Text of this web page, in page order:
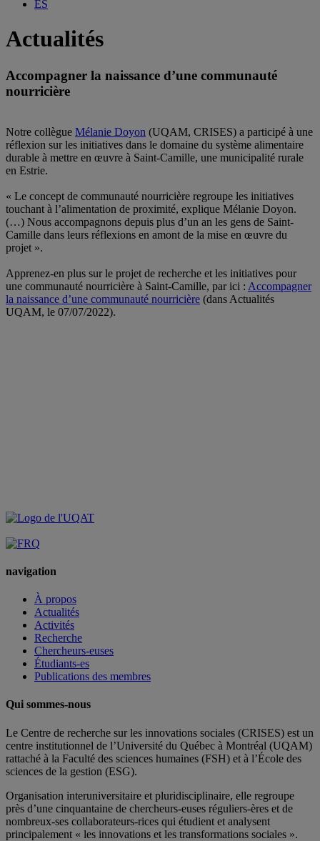
ES
Actualités
Accompagner la naissance d’une communauté
nourricière
Notre collègue Mélanie Doyon (UQAM, CRISES) a participé à une
réflexion sur les initiatives dans le domaine du système alimentaire
durable à mettre en œuvre à Saint-Camille, une municipalité rurale
en Estrie.
« Le concept de communauté nourricière regroupe les initiatives
touchant à l’alimentation de proximité, explique Mélanie Doyon.
(…) Nous accompagnons depuis plus d’un an les gens de Saint-
Camille dans leurs réflexions en amont de la mise en œuvre du
projet ».
Apprenez-en plus sur le projet de recherche et les initiatives pour
une communauté nourricière à Saint-Camille, par ici : Accompagner
la naissance d’une communauté nourricière (dans Actualités
UQAM, le 07/07/2022).
navigation
À propos
Actualités
Activités
Recherche
Chercheurs-euses
Étudiants-es
Publications des membres
Qui sommes-nous
Le Centre de recherche sur les innovations sociales (CRISES) est un
centre institutionnel de l’Université du Québec à Montréal (UQAM)
rattaché à la Faculté des sciences humaines (FSH) et à l’École des
sciences de la gestion (ESG).
Organisation interuniversitaire et pluridisciplinaire, elle regroupe
près d’une cinquantaine de chercheurs-euses réguliers-ères et de
nombreux-ses collaborateurs-rices qui étudient et analysent
principalement « les innovations et les transformations sociales ».